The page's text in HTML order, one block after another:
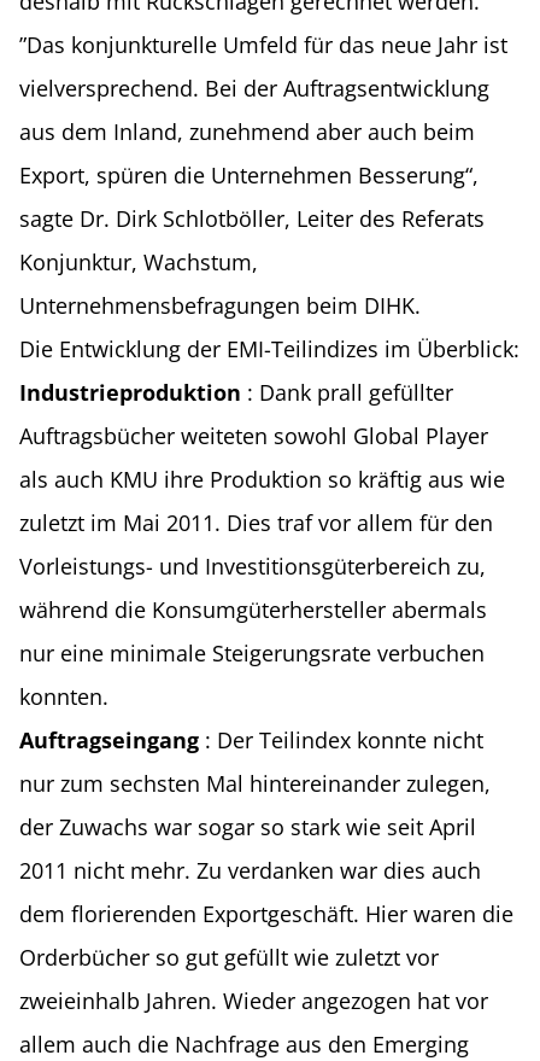
”Das konjunkturelle Umfeld für das neue Jahr ist
vielversprechend. Bei der Auftragsentwicklung
aus dem Inland, zunehmend aber auch beim
Export, spüren die Unternehmen Besserung“,
sagte Dr. Dirk Schlotböller, Leiter des Referats
Konjunktur, Wachstum,
Unternehmensbefragungen beim DIHK.
Die Entwicklung der EMI-Teilindizes im Überblick:
Industrieproduktion : Dank prall gefüllter
Auftragsbücher weiteten sowohl Global Player
als auch KMU ihre Produktion so kräftig aus wie
zuletzt im Mai 2011. Dies traf vor allem für den
Vorleistungs- und Investitionsgüterbereich zu,
während die Konsumgüterhersteller abermals
nur eine minimale Steigerungsrate verbuchen
konnten.
Auftragseingang : Der Teilindex konnte nicht
nur zum sechsten Mal hintereinander zulegen,
der Zuwachs war sogar so stark wie seit April
2011 nicht mehr. Zu verdanken war dies auch
dem florierenden Exportgeschäft. Hier waren die
Orderbücher so gut gefüllt wie zuletzt vor
zweieinhalb Jahren. Wieder angezogen hat vor
allem auch die Nachfrage aus den Emerging